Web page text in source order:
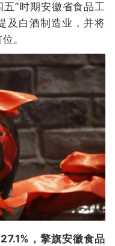
”时期安徽省食品工
及白酒制造业，并将
。
，擎旗安徽食品